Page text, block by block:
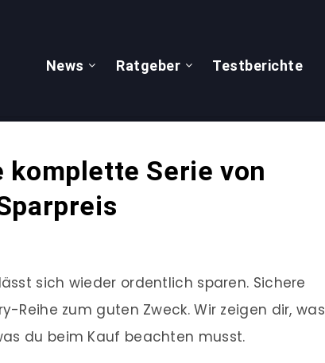
News Ratgeber Testberichte
komplette Serie von
sich wieder ordentlich sparen. Sichere
Reihe zum guten Zweck. Wir zeigen dir, was
du beim Kauf beachten musst.